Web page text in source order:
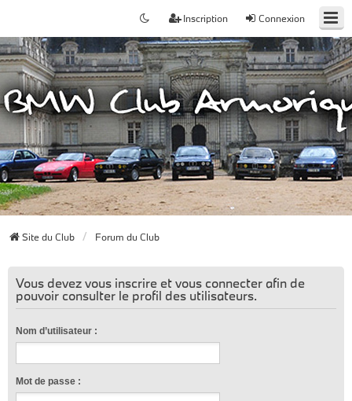
Connexion
Inscription
Site du Club Forum du Club
Vous devez vous inscrire et vous connecter afin de
pouvoir consulter le profil des utilisateurs.
Nom d’utilisateur :
Mot de passe :